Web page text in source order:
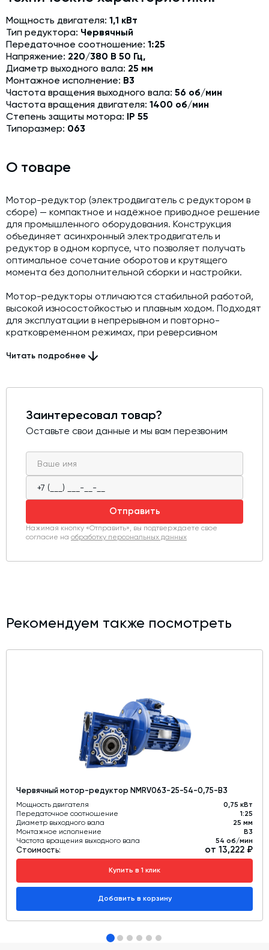
Подбор и поставка комплектующих под любой завод
Экспертиза промышленной безопасности
Технический аудит бетонных заводов и производств
Проектирование технологических линий,промышленных
зданий и сооружений
Мощность двигателя: 1,1 кВт
Тип редуктора: Червячный
Передаточное соотношение: 1:25
Напряжение: 220/380 В 50 Гц,
Диаметр выходного вала: 25 мм
Монтажное исполнение: В3
Частота вращения выходного вала: 56 об/мин
Частота вращения двигателя: 1400 об/мин
Степень защиты мотора: IP 55
Типоразмер: 063
О товаре
Мотор-редуктор (электродвигатель с редуктором в
сборе) — компактное и надёжное приводное решение
для промышленного оборудования. Конструкция
объединяет асинхронный электродвигатель и
редуктор в одном корпусе, что позволяет получать
оптимальное сочетание оборотов и крутящего
момента без дополнительной сборки и настройки.
Мотор-редукторы отличаются стабильной работой,
высокой износостойкостью и плавным ходом. Подходят
для эксплуатации в непрерывном и повторно-
кратковременном режимах, при реверсивном
Используются в конвейерах, транспортёрах,
габаритов, что упрощает установку даже в
ограниченном пространстве. Корпус редуктора
защитой, а элементы передачи рассчитаны на
длительную работу под нагрузкой.
Мотор-редукторы выпускаются в широком диапазоне
мощностей, передаточных отношений и монтажных
исполнений, что позволяет подобрать оптимальное
решение под конкретные задачи.
Читать подробнее
Заинтересовал товар?
Оставьте свои данные и мы вам перезвоним
Отправить
Нажимая кнопку «Отправить», вы подтверждаете свое
согласие на обработку персональных данных
Рекомендуем также посмотреть
Червячный мотор-редуктор NMRV063-25-54-0,75-B3
Мощность двигателя
0,75 кВт
Передаточное соотношение
1:25
Диаметр выходного вала
25 мм
Монтажное исполнение
В3
Частота вращения выходного вала
54 об/мин
Стоимость: от 13,222 ₽
Купить в 1 клик
Добавить в корзину